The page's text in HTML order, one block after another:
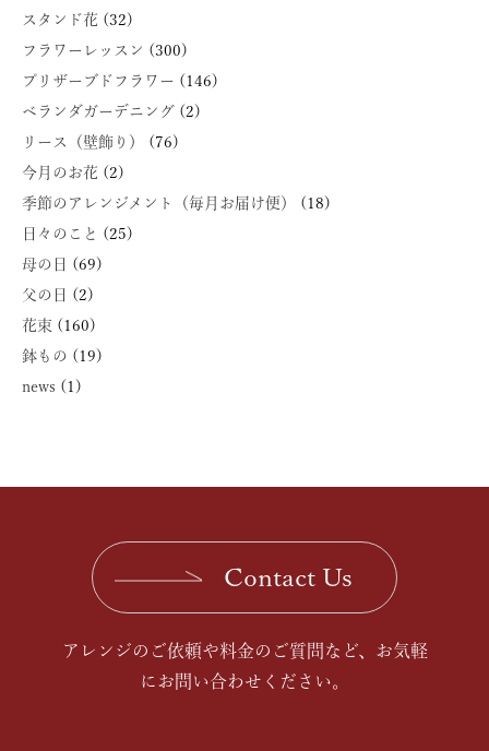
スタンド花 (32)
フラワーレッスン (300)
プリザーブドフラワー (146)
ベランダガーデニング (2)
リース（壁飾り）
(76)
今月のお花 (2)
季節のアレンジメント（毎月お届け便）
(18)
日々のこと
(25)
母の日
(69)
父の日
(2)
花束 (160)
鉢もの (19)
news (1)
Contact Us
アレンジのご依頼や料金のご質問など、お気軽
にお問い合わせください。